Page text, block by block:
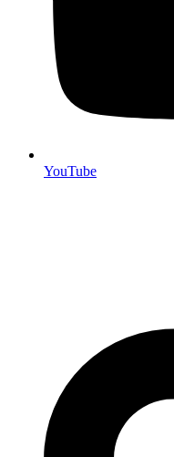
YouTube